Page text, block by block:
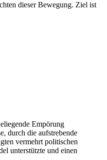
dieser Bewegung. Ziel ist
Empörung
durch die aufstrebende
vermehrt politischen
unterstützte und einen